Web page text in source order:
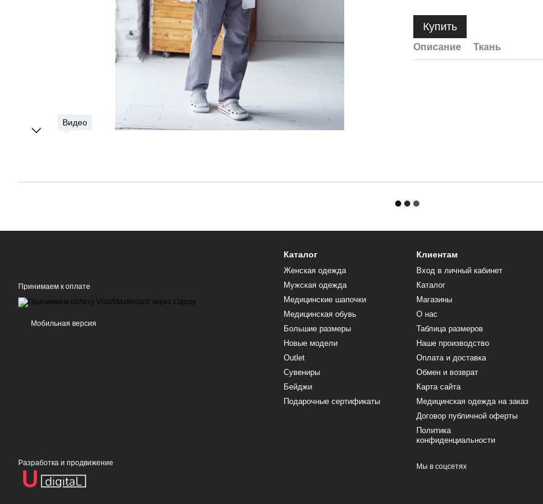
Видео
Купить
Описание Ткань
Принимаем к оплате
Мобильная версия
Разработка и продвижение
Каталог
Женская одежда
Мужская одежда
Медицинские шапочки
Медицинская обувь
Большие размеры
Новые модели
Outlet
Сувениры
Бейджи
Подарочные сертификаты
Клиентам
Вход в личный кабинет
Каталог
Магазины
О нас
Таблица размеров
Наше производство
Оплата и доставка
Обмен и возврат
Карта сайта
Медицинская одежда на заказ
Договор публичной оферты
Политика
конфиденциальности
Мы в соцсетях